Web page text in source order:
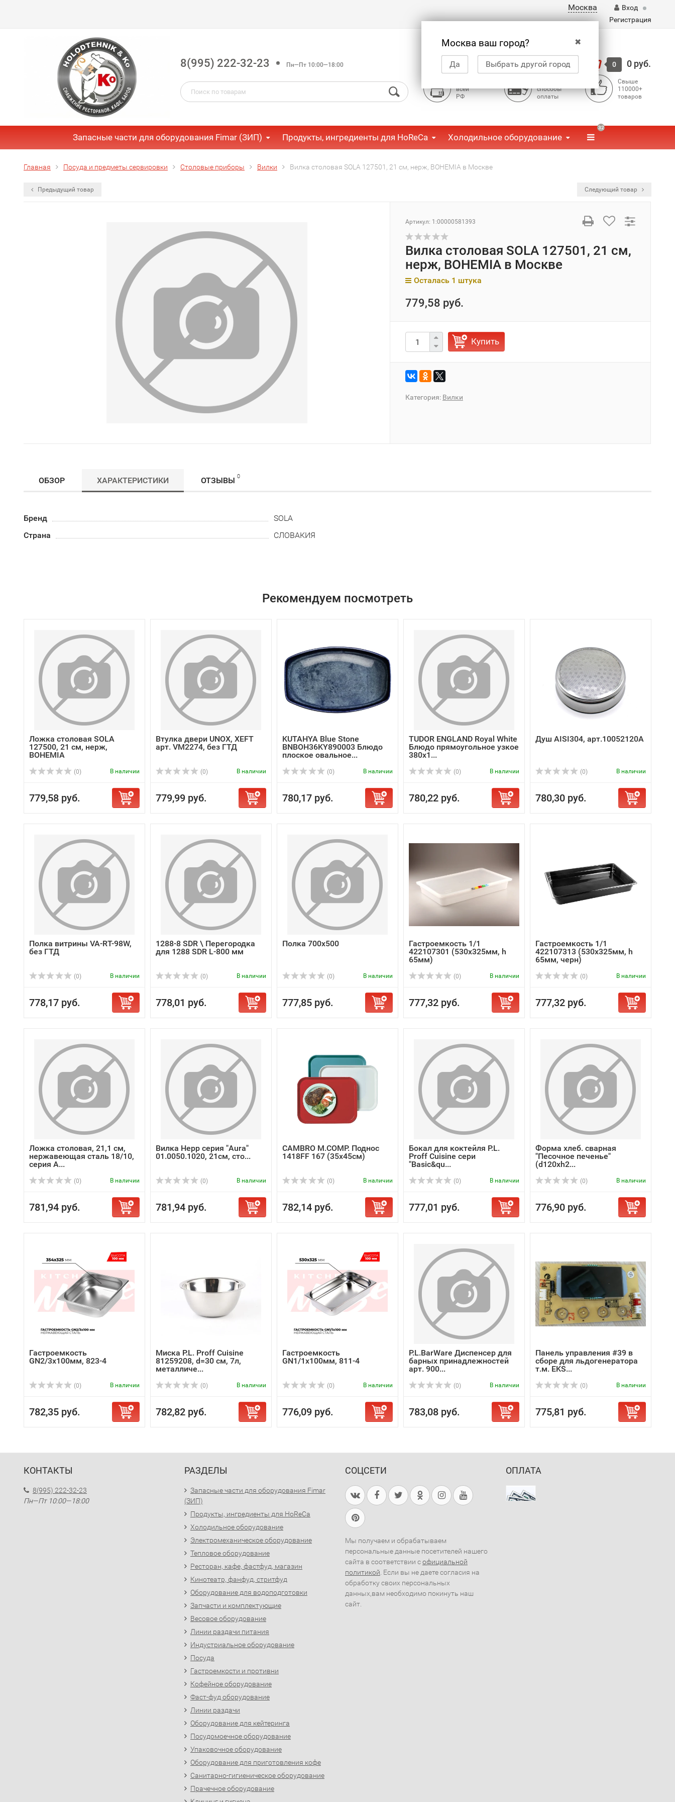
Москва
✖
Москва ваш город?
Да Выбрать другой город
Вход
Регистрация
8(995) 222-32-23 Пн—Пт 10:00—18:00 Корзина 0 0 руб.
всей
РФ
способы
оплаты
Свыше
110000+
товаров
Запасные части для оборудования Fimar (ЗИП) Продукты, ингредиенты для HoReCa Холодильное оборудование
32
Главная Посуда и предметы сервировки Столовые приборы Вилки Вилка столовая SOLA 127501, 21 см, нерж, BOHEMIA в Москве
Предыдущий товар Следующий товар
Артикул: 1:00000581393
Вилка столовая SOLA 127501, 21 см,
нерж, BOHEMIA в Москве
Осталась 1 штука
779,58 руб.
Купить
Категория: Вилки
ОБЗОР ХАРАКТЕРИСТИКИ ОТЗЫВЫ 0
Бренд
SOLA
Страна
СЛОВАКИЯ
Рекомендуем посмотреть
Ложка столовая SOLA
127500, 21 см, нерж,
BOHEMIA
(0) В наличии
779,58 руб.
Втулка двери UNOX, XEFT
арт. VM2274, без ГТД
(0) В наличии
779,99 руб.
KUTAHYA Blue Stone
BNBOH36KY890003 Блюдо
плоское овальное...
(0) В наличии
780,17 руб.
TUDOR ENGLAND Royal White
Блюдо прямоугольное узкое
380х1...
(0) В наличии
780,22 руб.
Душ AISI304, арт.10052120A
(0) В наличии
780,30 руб.
Полка витрины VA-RT-98W,
без ГТД
(0) В наличии
778,17 руб.
1288-8 SDR \ Перегородка
для 1288 SDR L-800 мм
(0) В наличии
778,01 руб.
Полка 700x500
(0) В наличии
777,85 руб.
Гастроемкость 1/1
422107301 (530x325мм, h
65мм)
(0) В наличии
777,32 руб.
Гастроемкость 1/1
422107313 (530x325мм, h
65мм, черн)
(0) В наличии
777,32 руб.
Ложка столовая, 21,1 см,
нержавеющая сталь 18/10,
серия A...
(0) В наличии
781,94 руб.
Вилка Hepp серия "Aura"
01.0050.1020, 21см, сто...
(0) В наличии
781,94 руб.
CAMBRO M.COMP. Поднос
1418FF 167 (35х45см)
(0) В наличии
782,14 руб.
Бокал для коктейля P.L.
Proff Cuisine сери
"Basic&qu...
(0) В наличии
777,01 руб.
Форма хлеб. сварная
"Песочное печенье"
(d120xh2...
(0) В наличии
776,90 руб.
Гастроемкость
GN2/3x100мм, 823-4
(0) В наличии
782,35 руб.
Миска P.L. Proff Cuisine
81259208, d=30 см, 7л,
металличе...
(0) В наличии
782,82 руб.
Гастроемкость
GN1/1x100мм, 811-4
(0) В наличии
776,09 руб.
P.L.BarWare Диспенсер для
барных принадлежностей
арт. 900...
(0) В наличии
783,08 руб.
Панель управления #39 в
сборе для льдогенератора
т.м. EKS...
(0) В наличии
775,81 руб.
КОНТАКТЫ
8(995) 222-32-23
Пн—Пт 10:00—18:00
РАЗДЕЛЫ
Запасные части для оборудования Fimar
(ЗИП)
Продукты, ингредиенты для HoReCa
Холодильное оборудование
Электромеханическое оборудование
Тепловое оборудование
Ресторан, кафе, фастфуд, магазин
Кинотеатр, фанфуд, стритфуд
Оборудование для водоподготовки
Запчасти и комплектующие
Весовое оборудование
Линии раздачи питания
Индустриальное оборудование
Посуда
Гастроемкости и противни
Кофейное оборудование
Фаст-фуд оборудование
Линии раздачи
Оборудование для кейтеринга
Посудомоечное оборудование
Упаковочное оборудование
Оборудование для приготовления кофе
Санитарно-гигиеническое оборудование
Прачечное оборудование
СОЦСЕТИ
Мы получаем и обрабатываем
персональные данные посетителей нашего
сайта в соответствии софициальной
политикой . Если вы не даете согласия на
обработку своих персональных
данных,вам необходимо покинуть наш
сайт.
ОПЛАТА